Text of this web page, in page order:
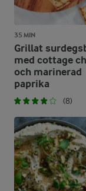
35 MIN
Grillat
med cottage
och marinerad
paprika
(8)